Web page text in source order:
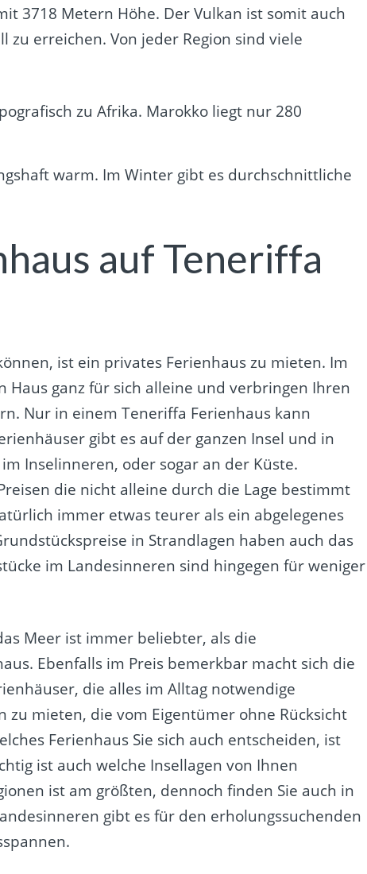
3718 Metern Höhe. Der Vulkan ist somit auch
zu erreichen. Von jeder Region sind viele
zu Afrika. Marokko liegt nur 280
warm. Im Winter gibt es durchschnittliche
auf Teneriffa
ist ein privates Ferienhaus zu mieten. Im
Haus ganz für sich alleine und verbringen Ihren
Nur in einem Teneriffa Ferienhaus kann
gibt es auf der ganzen Insel und in
Inselinneren, oder sogar an der Küste.
die nicht alleine durch die Lage bestimmt
immer etwas teurer als ein abgelegenes
in Strandlagen haben auch das
im Landesinneren sind hingegen für weniger
Meer ist immer beliebter, als die
Ebenfalls im Preis bemerkbar macht sich die
die alles im Alltag notwendige
mieten, die vom Eigentümer ohne Rücksicht
Ferienhaus Sie sich auch entscheiden, ist
ist auch welche Insellagen von Ihnen
ist am größten, dennoch finden Sie auch in
gibt es für den erholungssuchenden